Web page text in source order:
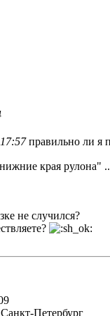
правильно ли я
края рулона"
не случился?
Петербург